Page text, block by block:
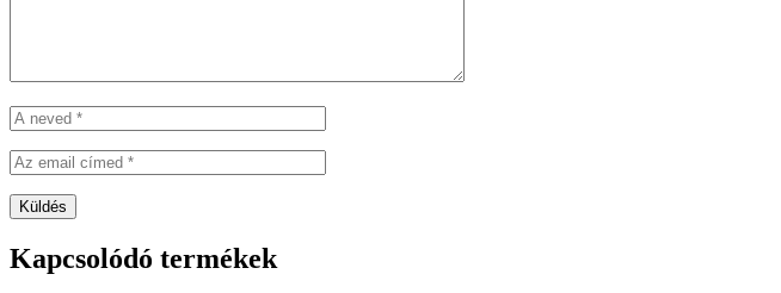
Küldés
Kapcsolódó termékek